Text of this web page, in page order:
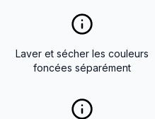
Laver et sécher les couleurs
foncées séparément